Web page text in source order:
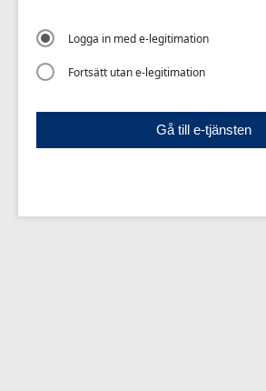
Logga in med e-legitimation
Fortsätt utan e-legitimation